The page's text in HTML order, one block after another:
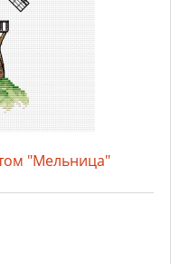
"Мельница"